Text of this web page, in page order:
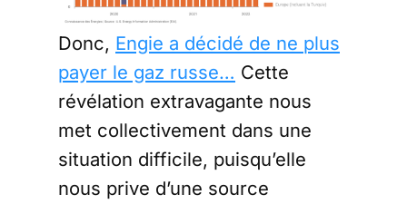
Donc, Engie a décidé de ne plus
payer le gaz russe… Cette
révélation extravagante nous
met collectivement dans une
situation difficile, puisqu’elle
nous prive d’une source